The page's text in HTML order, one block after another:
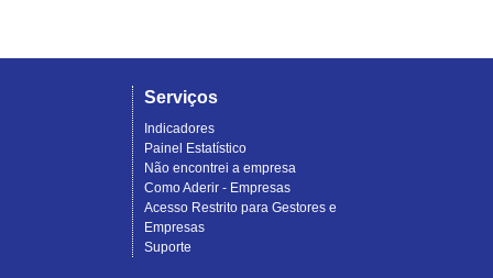
Serviços
Indicadores
Painel Estatístico
Não encontrei a empresa
Como Aderir - Empresas
Acesso Restrito para Gestores e
Empresas
Suporte